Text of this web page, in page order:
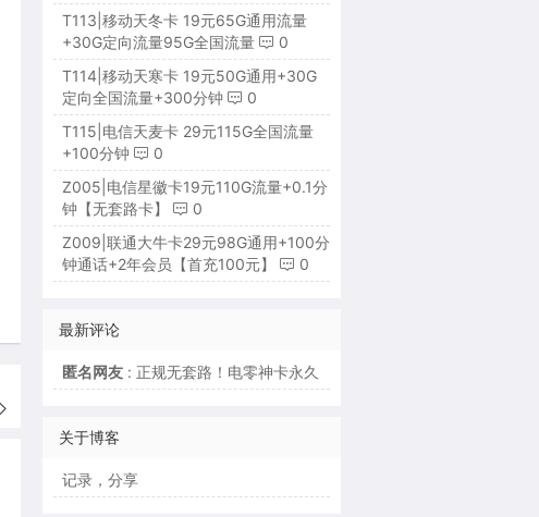
T113|移动天冬卡 19元65G通用流量
+30G定向流量95G全国流量
0
T114|移动天寒卡 19元50G通用+30G
定向全国流量+300分钟
0
T115|电信天麦卡 29元115G全国流量
+100分钟
0
Z005|电信星徽卡19元110G流量+0.1分
钟【无套路卡】
0
Z009|联通大牛卡29元98G通用+100分
钟通话+2年会员【首充100元】
0
最新评论
匿名网友: 正规无套路！电零神卡永久
关于博客
记录，分享